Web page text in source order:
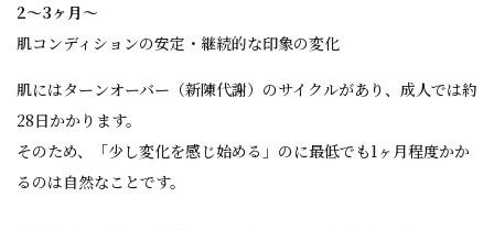
2〜3ヶ月〜
肌コンディションの安定・継続的な印象の変化
肌にはターンオーバー（新陳代謝）のサイクルがあり、成人では約
28日かかります。
そのため、「少し変化を感じ始める」のに最低でも1ヶ月程度かか
るのは自然なことです。